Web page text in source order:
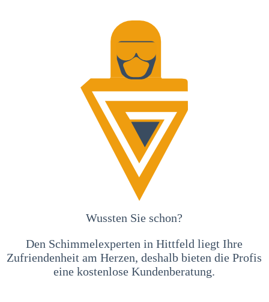
Wussten Sie schon?
Den Schimmelexperten in Hittfeld liegt Ihre
Zufriendenheit am Herzen, deshalb bieten die Profis
eine kostenlose Kundenberatung.